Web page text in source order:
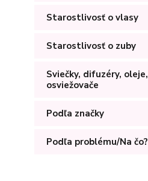
Starostlivosť o vlasy
Starostlivosť o zuby
Sviečky, difuzéry, oleje,
osviežovače
Podľa značky
Podľa problému/Na čo?